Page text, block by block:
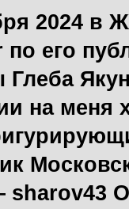
2024
его
на меня